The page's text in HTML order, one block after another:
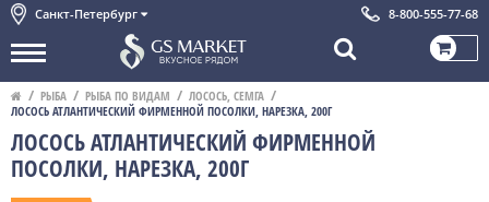
Санкт-Петербург 8-800-555-77-68
РЫБА РЫБА ПО ВИДАМ
ЛОСОСЬ, СЕМГА
ЛОСОСЬ АТЛАНТИЧЕСКИЙ ФИРМЕННОЙ ПОСОЛКИ, НАРЕЗКА, 200Г
ЛОСОСЬ АТЛАНТИЧЕСКИЙ ФИРМЕННОЙ
ПОСОЛКИ, НАРЕЗКА, 200Г